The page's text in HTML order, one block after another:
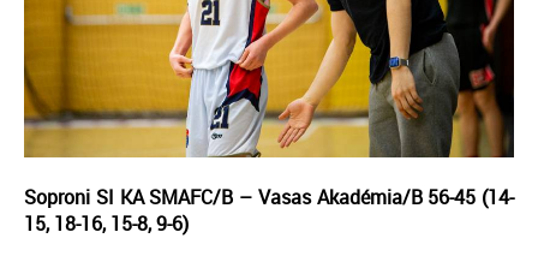
Soproni SI KA SMAFC/B – Vasas Akadémia/B 56-45 (14-
15, 18-16, 15-8, 9-6)